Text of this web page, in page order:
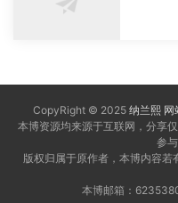
CopyRight © 2025 纳兰熙 网
本博资源均来源于互联网，分享
参
版权归属于原作者，本博内容
本博邮箱：